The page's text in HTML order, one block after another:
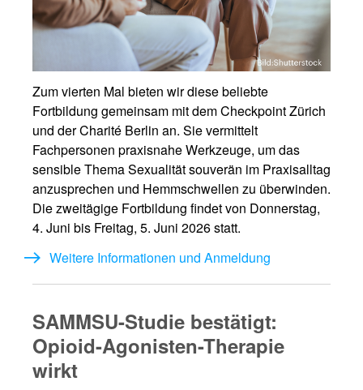
Zum vierten Mal bieten wir diese beliebte
Fortbildung gemeinsam mit dem Checkpoint Zürich
und der Charité Berlin an. Sie vermittelt
Fachpersonen praxisnahe Werkzeuge, um das
sensible Thema Sexualität souverän im Praxisalltag
anzusprechen und Hemmschwellen zu überwinden.
Die zweitägige Fortbildung findet von Donnerstag,
4. Juni bis Freitag, 5. Juni 2026 statt.
Weitere Informationen und Anmeldung
SAMMSU-Studie bestätigt:
Opioid-Agonisten-Therapie
wirkt